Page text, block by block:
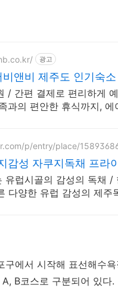
광고
앤비 제주도 인기숙소
/ 간편 결제로 편리하게
과의 편안한 휴식까지,
p/entry/place/
감성 자쿠지독채 프라
유럽시골의 감성의 독채 /
다양한 유럽 감성의 제주
구에서 시작해 표선해수욕
B코스로 구분되어 있다.